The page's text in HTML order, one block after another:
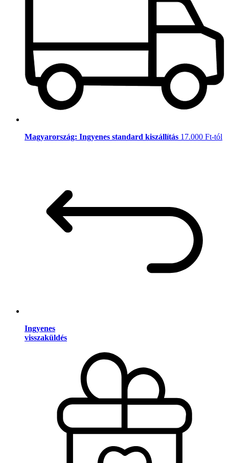
Magyarország: Ingyenes standard kiszállítás 17.000 Ft-tól
Ingyenes
visszaküldés